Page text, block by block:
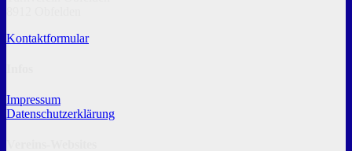
Kontaktformular
Impressum
Datenschutzerklärung